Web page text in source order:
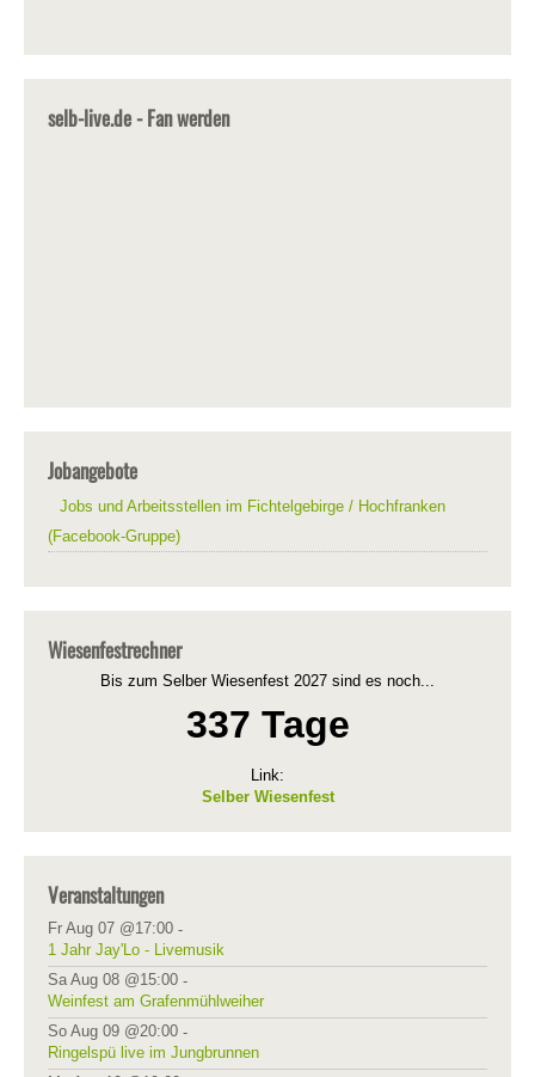
selb-live.de - Fan werden
Jobangebote
Jobs und Arbeitsstellen im Fichtelgebirge / Hochfranken
(Facebook-Gruppe)
Wiesenfestrechner
Bis zum Selber Wiesenfest 2027 sind es noch...
337 Tage
Link:
Selber Wiesenfest
Veranstaltungen
Fr Aug 07 @17:00 -
1 Jahr Jay'Lo - Livemusik
Sa Aug 08 @15:00 -
Weinfest am Grafenmühlweiher
So Aug 09 @20:00 -
Ringelspü live im Jungbrunnen